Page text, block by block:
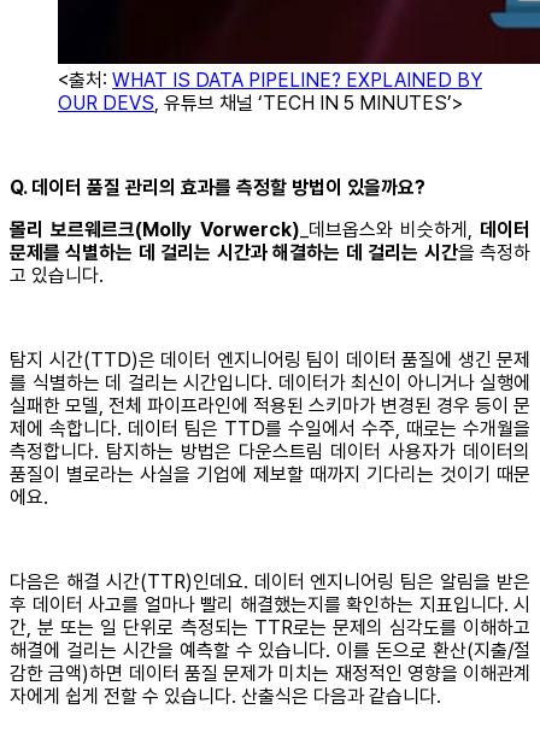
<출처: WHAT IS DATA PIPELINE? EXPLAINED BY
OUR DEVS, 유튜브 채널 ‘TECH IN 5 MINUTES’>
Q. 데이터 품질 관리의 효과를 측정할 방법이 있을까요?
몰리 보르웨르크(Molly Vorwerck) _데브옵스와 비슷하게, 데이터
문제를 식별하는 데 걸리는 시간과 해결하는 데 걸리는 시간을 측정하
고 있습니다.
탐지 시간(TTD)은 데이터 엔지니어링 팀이 데이터 품질에 생긴 문제
를 식별하는 데 걸리는 시간입니다. 데이터가 최신이 아니거나 실행에
실패한 모델, 전체 파이프라인에 적용된 스키마가 변경된 경우 등이 문
제에 속합니다. 데이터 팀은 TTD를 수일에서 수주, 때로는 수개월을
측정합니다. 탐지하는 방법은 다운스트림 데이터 사용자가 데이터의
품질이 별로라는 사실을 기업에 제보할 때까지 기다리는 것이기 때문
에요.
다음은 해결 시간(TTR)인데요. 데이터 엔지니어링 팀은 알림을 받은
후 데이터 사고를 얼마나 빨리 해결했는지를 확인하는 지표입니다. 시
간, 분 또는 일 단위로 측정되는 TTR로는 문제의 심각도를 이해하고
해결에 걸리는 시간을 예측할 수 있습니다. 이를 돈으로 환산(지출/절
감한 금액)하면 데이터 품질 문제가 미치는 재정적인 영향을 이해관계
자에게 쉽게 전할 수 있습니다. 산출식은 다음과 같습니다.